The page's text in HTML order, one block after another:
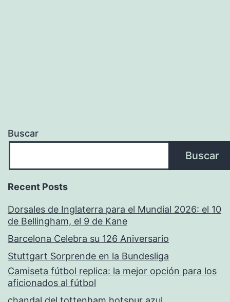
Buscar
Buscar
Recent Posts
Dorsales de Inglaterra para el Mundial 2026: el 10
de Bellingham, el 9 de Kane
Barcelona Celebra su 126 Aniversario
Stuttgart Sorprende en la Bundesliga
Camiseta fútbol replica: la mejor opción para los
aficionados al fútbol